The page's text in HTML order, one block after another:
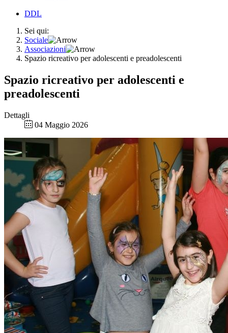
DDL
Sei qui:
Sociale
Associazioni
Spazio ricreativo per adolescenti e preadolescenti
Spazio ricreativo per adolescenti e
preadolescenti
Dettagli
04 Maggio 2026